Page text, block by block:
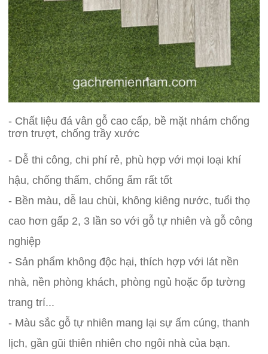
- Chất liệu đá vân gỗ cao cấp, bề mặt nhám chống
trơn trượt, chống trầy xước
- Dễ thi công, chi phí rẻ, phù hợp với mọi loại khí
hậu, chống thấm, chống ẩm rất tốt
- Bền màu, dễ lau chùi, không kiêng nước, tuổi thọ
cao hơn gấp 2, 3 lần so với gỗ tự nhiên và gỗ công
nghiệp
- Sản phẩm không độc hại, thích hợp với lát nền
nhà, nền phòng khách, phòng ngủ hoặc ốp tường
trang trí...
- Màu sắc gỗ tự nhiên mang lại sự ấm cúng, thanh
lịch, gần gũi thiên nhiên cho ngôi nhà của bạn.